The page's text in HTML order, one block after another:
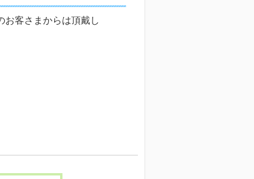
お客さまからは頂戴し